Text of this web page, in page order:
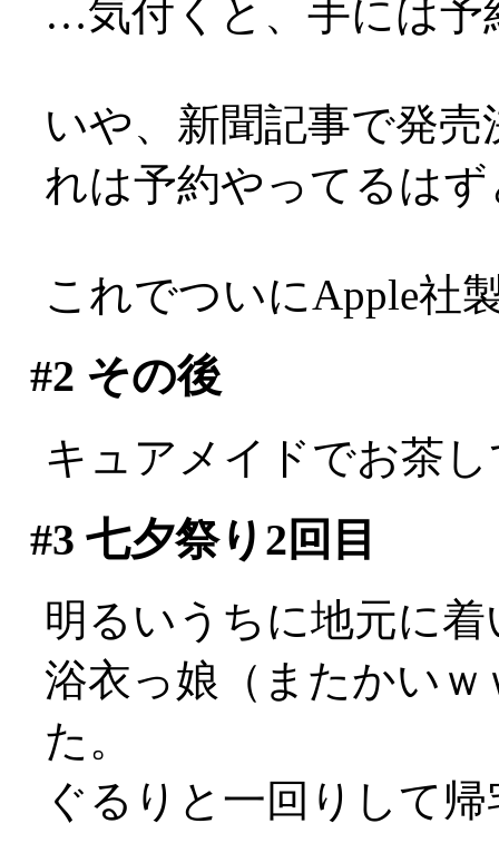
…気付くと、手には予
いや、新聞記事で発
れは予約やってるは
これでついにApple社
#2 その後
キュアメイドでお茶
#3 七夕祭り2回目
明るいうちに地元に
浴衣っ娘（またかい
た。
ぐるりと一回りして帰